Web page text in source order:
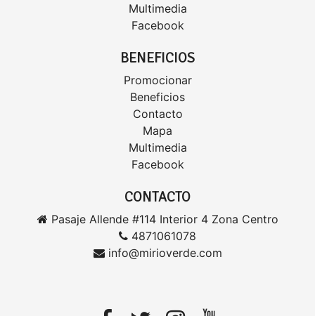
Multimedia
Facebook
BENEFICIOS
Promocionar
Beneficios
Contacto
Mapa
Multimedia
Facebook
CONTACTO
Pasaje Allende #114 Interior 4 Zona Centro
4871061078
info@mirioverde.com